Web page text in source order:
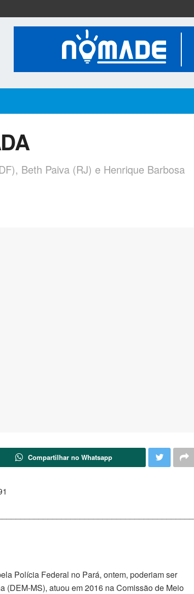
Beth Paiva (RJ) e Henrique Barbosa
Compartilhar no Whatsapp
Polícia Federal no Pará, ontem, poderiam ser
(DEM-MS), atuou em 2016 na Comissão de Meio